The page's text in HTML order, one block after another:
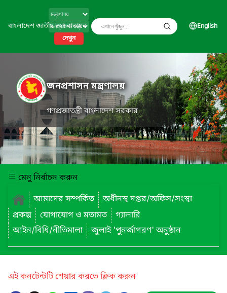
বাংলাদেশ জাতীয় তথ্য বাতায়ন
দেখুন
English
জনপ্রশাসন মন্ত্রণালয়
গণপ্রজাতন্ত্রী বাংলাদেশ সরকার
মেনু নির্বাচন করুন
আমাদের সম্পর্কিত
অধীনস্থ দপ্তর/অফিস/সংস্থা
প্রকল্প
যোগাযোগ ও মতামত
গ্যালারি
আইন/বিধি/নীতিমালা
জুলাই 'পুনর্জাগরণ' অনুষ্ঠান
এই কনটেন্টটি শেয়ার করতে ক্লিক করুন